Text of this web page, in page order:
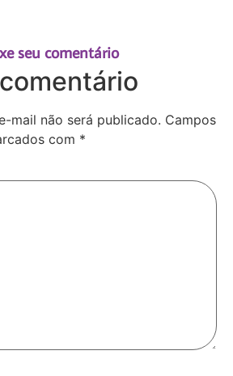
seu comentário
mail não será publicado. Campos
com *